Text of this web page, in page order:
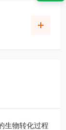
生物转化过程